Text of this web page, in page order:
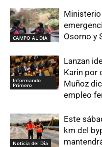
CAMPO AL DIA
Osorno y
Informando
Primero
Lanzan
Karin por
Muñoz
empleo
Noticia del Día
Este
km del